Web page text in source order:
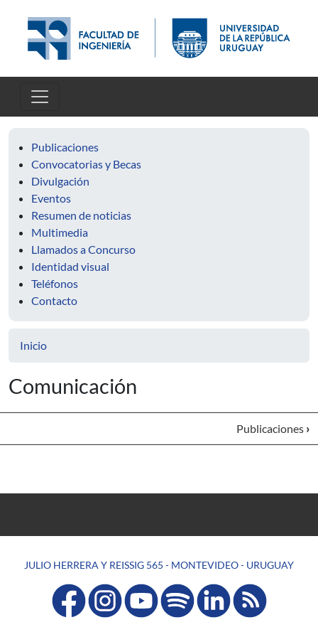
Publicaciones
Convocatorias y Becas
Divulgación
Eventos
Resumen de noticias
Multimedia
Llamados a Concurso
Identidad visual
Teléfonos
Contacto
Inicio
Comunicación
Publicaciones ›
JULIO HERRERA Y REISSIG 565 - MONTEVIDEO - URUGUAY